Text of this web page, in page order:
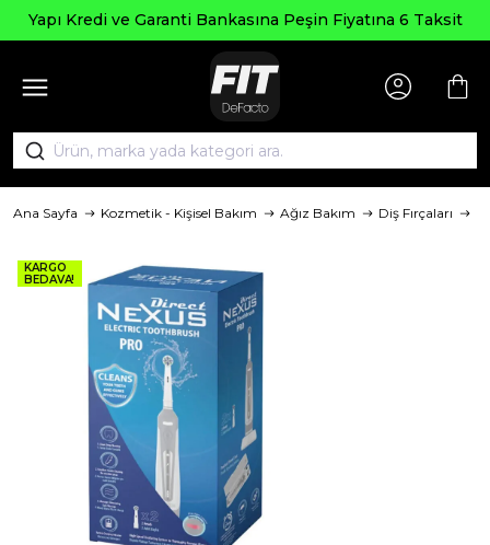
Yapı Kredi ve Garanti Bankasına Peşin Fiyatına 6 Taksit
Ana Sayfa Kozmetik - Kişisel Bakım Ağız Bakım Diş Fırçaları
KARGO
BEDAVA!